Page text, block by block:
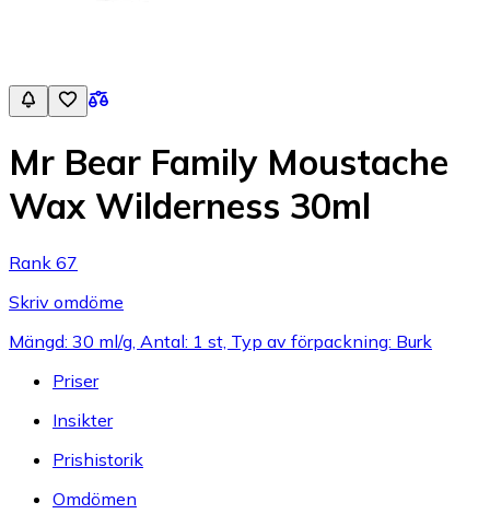
Mr Bear Family Moustache
Wax Wilderness 30ml
Rank 67
Skriv omdöme
Mängd: 30 ml/g, Antal: 1 st, Typ av förpackning: Burk
Priser
Insikter
Prishistorik
Omdömen